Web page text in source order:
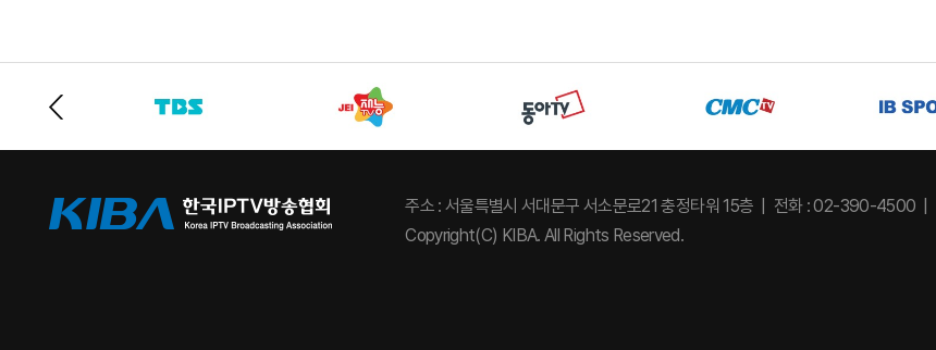
주소 : 서울특별시 서대문구 서소문로21 충정타워 15층 전화 : 02-390-4500
Copyright(C) KIBA. All Rights Reserved.